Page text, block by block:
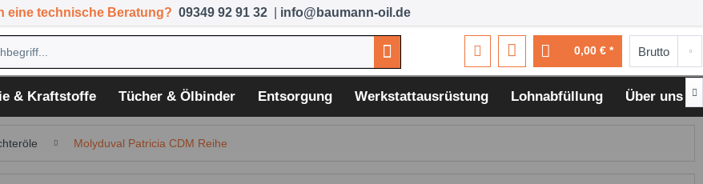
eine technische Beratung? 09349 92 91 32 info@baumann-oil.de
0,00 € *
& Kraftstoffe Tücher & Ölbinder Entsorgung Werkstattausrüstung Lohnabfüllung Über uns 
Molyduval Patricia CDM Reihe